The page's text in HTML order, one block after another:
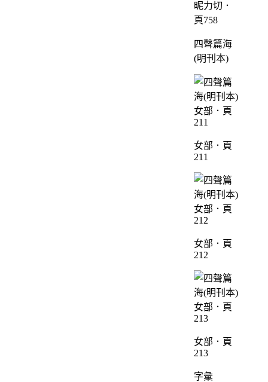
昵力切．
頁758
四聲篇海
(明刊本)
女部．頁
211
女部．頁
212
女部．頁
213
字彙